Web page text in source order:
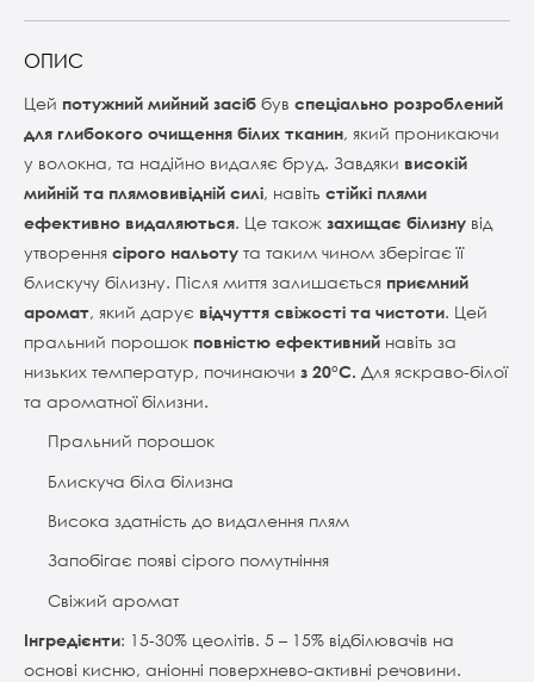
ОПИС
Цей потужний мийний засіб був спеціально розроблений
для глибокого очищення білих тканин, який проникаючи
у волокна, та надійно видаляє бруд. Завдяки високій
мийній та плямовивідній силі, навіть стійкі плями
ефективно видаляються. Це також захищає білизну від
утворення сірого нальоту та таким чином зберігає її
блискучу білизну. Після миття залишається приємний
аромат, який дарує відчуття свіжості та чистоти. Цей
пральний порошок повністю ефективний навіть за
низьких температур, починаючи з 20°C. Для яскраво-білої
та ароматної білизни.
Пральний порошок
Блискуча біла білизна
Висока здатність до видалення плям
Запобігає появі сірого помутніння
Свіжий аромат
Інгредієнти: 15-30% цеолітів. 5 – 15% відбілювачів на
основі кисню, аніонні поверхнево-активні речовини.